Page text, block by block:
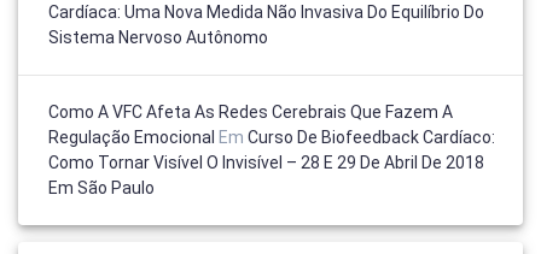
Cardíaca: Uma Nova Medida Não Invasiva Do Equilíbrio Do
Sistema Nervoso Autônomo
Como A VFC Afeta As Redes Cerebrais Que Fazem A
Regulação Emocional Em Curso De Biofeedback Cardíaco:
Como Tornar Visível O Invisível – 28 E 29 De Abril De 2018
Em São Paulo